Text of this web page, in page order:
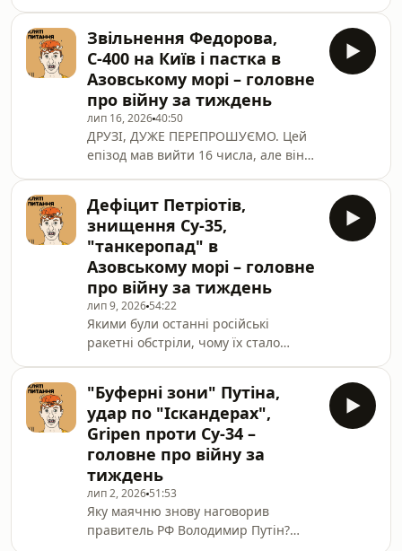
ракет та "дух
Анкориджа"___Збираємо на
криза: з обмеженнями на продаж,
постійними чергами, зростанням
цін та необхідності закуповувати
паливо в Індії та Білорусі.Але
наскільки ці удари болючі не для
російської економіки, а особисто для
Путіна та російських еліт. У новому
епізоді подкасту "Кляті питання"
говорим
Звільнення Федорова,
С-400 на Київ і пастка в
Азовському морі – головне
про війну за тиждень
лип 16, 202640:50
ДРУЗІ, ДУЖЕ ПЕРЕПРОШУЄМО. Цей
епізод мав вийти 16 числа, але він
"Клятих питань" ведучий подкасту
Федір Попадюк та заступник
головного редактора УП Євген
Будерацький обговорюють відставку
Міністра оборони України Михайла
Федорова, його конфлікт з
головнокомандувачем Олександром
Сирським та проблеми, до яких ця
відставка призводить.Т
Дефіцит Петріотів,
знищення Су-35,
"танкеропад" в
Азовському морі – головне
про війну за тиждень
лип 9, 2026 54:22
Якими були останні російські
ракетні обстріли, чому їх стало
ракет для "Петріот", яку президент
США Дональд Трамп пообіцяв
Україні?Чим важливе влучання у
Омський НПЗ?Як Україна взяла під
контроль Азовське море?Що треба
знати про знищення Су-35?Чому
заяви Путіна про захоплення
Костянтинівки – це брехня?У новому
"Буферні зони" Путіна,
удар по "Іскандерах",
Gripen проти Су-34 –
головне про війну за
тиждень
лип 2, 2026 51:53
Яку маячню знову наговорив
правитель РФ Володимир Путін?